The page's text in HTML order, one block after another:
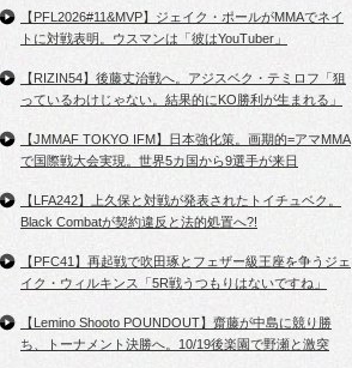
【PFL2026#11&MVP】ジェイク・ポールがMMAでネイ
トに対戦表明。ウスマンは「彼はYouTuber」
【RIZIN54】後藤丈治戦へ。アジスベク・テミロフ「狙
っているわけじゃない。結果的にKO勝利が生まれる」
【JMMAF TOKYO IFM】日本強化策。画期的=アマMMA
で国際戦大会実現。世界5カ国から9選手が来日
【LFA242】上久保と対戦が発表されたトイチュベク。
Black Combatが契約違反と法的処置へ?!
【PFC41】再起戦で吹田琢とフェザー級王座を争うジェ
イク・ウィルキンス「5R戦うつもりはないですね」
【Lemino Shooto POUNDOUT】齋藤が中島に競り勝
ち、トーナメント決勝へ。10/19後楽園で野瀬と激突